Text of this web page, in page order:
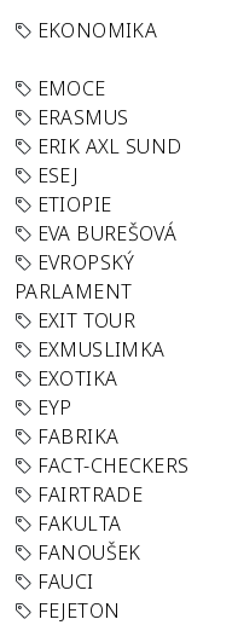
EKONOMIKA
EMOCE
ERASMUS
ERIK AXL SUND
ESEJ
ETIOPIE
EVA BUREŠOVÁ
EVROPSKÝ
PARLAMENT
EXIT TOUR
EXMUSLIMKA
EXOTIKA
EYP
FABRIKA
FACT-CHECKERS
FAIRTRADE
FAKULTA
FANOUŠEK
FAUCI
FEJETON